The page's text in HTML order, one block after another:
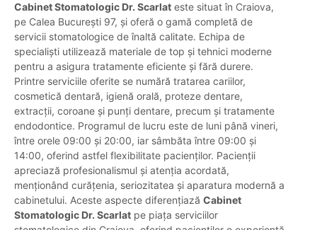
Cabinet Stomatologic Dr. Scarlat este situat în Craiova,
pe Calea București 97, și oferă o gamă completă de
servicii stomatologice de înaltă calitate. Echipa de
specialiști utilizează materiale de top și tehnici moderne
pentru a asigura tratamente eficiente și fără durere.
Printre serviciile oferite se numără tratarea cariilor,
cosmetică dentară, igienă orală, proteze dentare,
extracții, coroane și punți dentare, precum și tratamente
endodontice. Programul de lucru este de luni până vineri,
între orele 09:00 și 20:00, iar sâmbăta între 09:00 și
14:00, oferind astfel flexibilitate pacienților. Pacienții
apreciază profesionalismul și atenția acordată,
menționând curățenia, seriozitatea și aparatura modernă a
cabinetului. Aceste aspecte diferențiază Cabinet
Stomatologic Dr. Scarlat pe piața serviciilor